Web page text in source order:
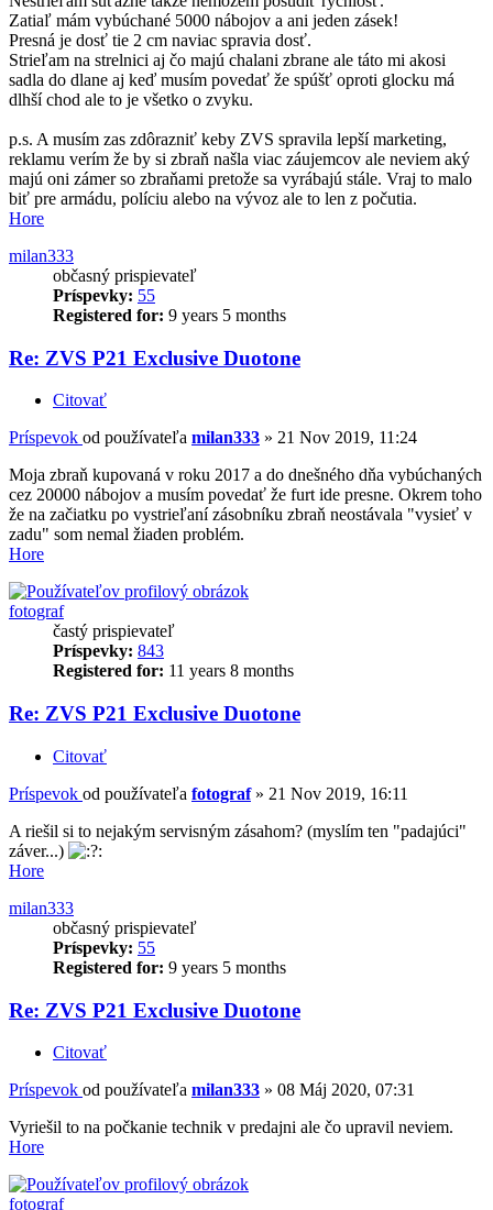
Zatiaľ mám vybúchané 5000 nábojov a ani jeden zásek!
Presná je dosť tie 2 cm naviac spravia dosť.
Strieľam na strelnici aj čo majú chalani zbrane ale táto mi akosi
sadla do dlane aj keď musím povedať že spúšť oproti glocku má
dlhší chod ale to je všetko o zvyku.
p.s. A musím zas zdôrazniť keby ZVS spravila lepší marketing,
reklamu verím že by si zbraň našla viac záujemcov ale neviem aký
majú oni zámer so zbraňami pretože sa vyrábajú stále. Vraj to malo
biť pre armádu, políciu alebo na vývoz ale to len z počutia.
Hore
milan333
občasný prispievateľ
Príspevky: 55
Registered for: 9 years 5 months
Re: ZVS P21 Exclusive Duotone
Citovať
Príspevok od používateľa milan333 » 21 Nov 2019, 11:24
Moja zbraň kupovaná v roku 2017 a do dnešného dňa vybúchaných
cez 20000 nábojov a musím povedať že furt ide presne. Okrem toho
že na začiatku po vystrieľaní zásobníku zbraň neostávala "vysieť v
zadu" som nemal žiaden problém.
Hore
fotograf
častý prispievateľ
Príspevky: 843
Registered for: 11 years 8 months
Re: ZVS P21 Exclusive Duotone
Citovať
Príspevok od používateľa fotograf» 21 Nov 2019, 16:11
A riešil si to nejakým servisným zásahom? (myslím ten "padajúci"
záver...)
Hore
milan333
občasný prispievateľ
Príspevky: 55
Registered for: 9 years 5 months
Re: ZVS P21 Exclusive Duotone
Citovať
Príspevok od používateľa milan333 » 08 Máj 2020, 07:31
Vyriešil to na počkanie technik v predajni ale čo upravil neviem.
Hore
fotograf